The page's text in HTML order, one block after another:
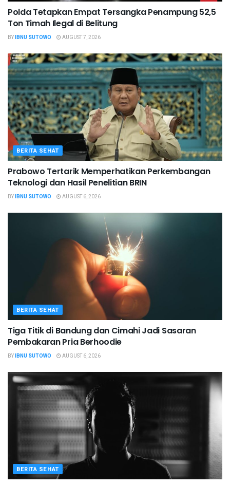
Polda Tetapkan Empat Tersangka Penampung 52,5
Ton Timah Ilegal di Belitung
BYIBNU SUTOWO AUGUST 7, 2026
BERITA SEHAT
Prabowo Tertarik Memperhatikan Perkembangan
Teknologi dan Hasil Penelitian BRIN
BYIBNU SUTOWO AUGUST 6, 2026
BERITA SEHAT
Tiga Titik di Bandung dan Cimahi Jadi Sasaran
Pembakaran Pria Berhoodie
BYIBNU SUTOWO AUGUST 6, 2026
BERITA SEHAT